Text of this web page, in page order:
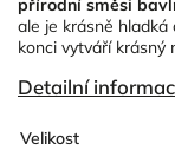
přírodní směsi
ale je krásně hladká
konci vytváří krásný
Detailní
Velikost